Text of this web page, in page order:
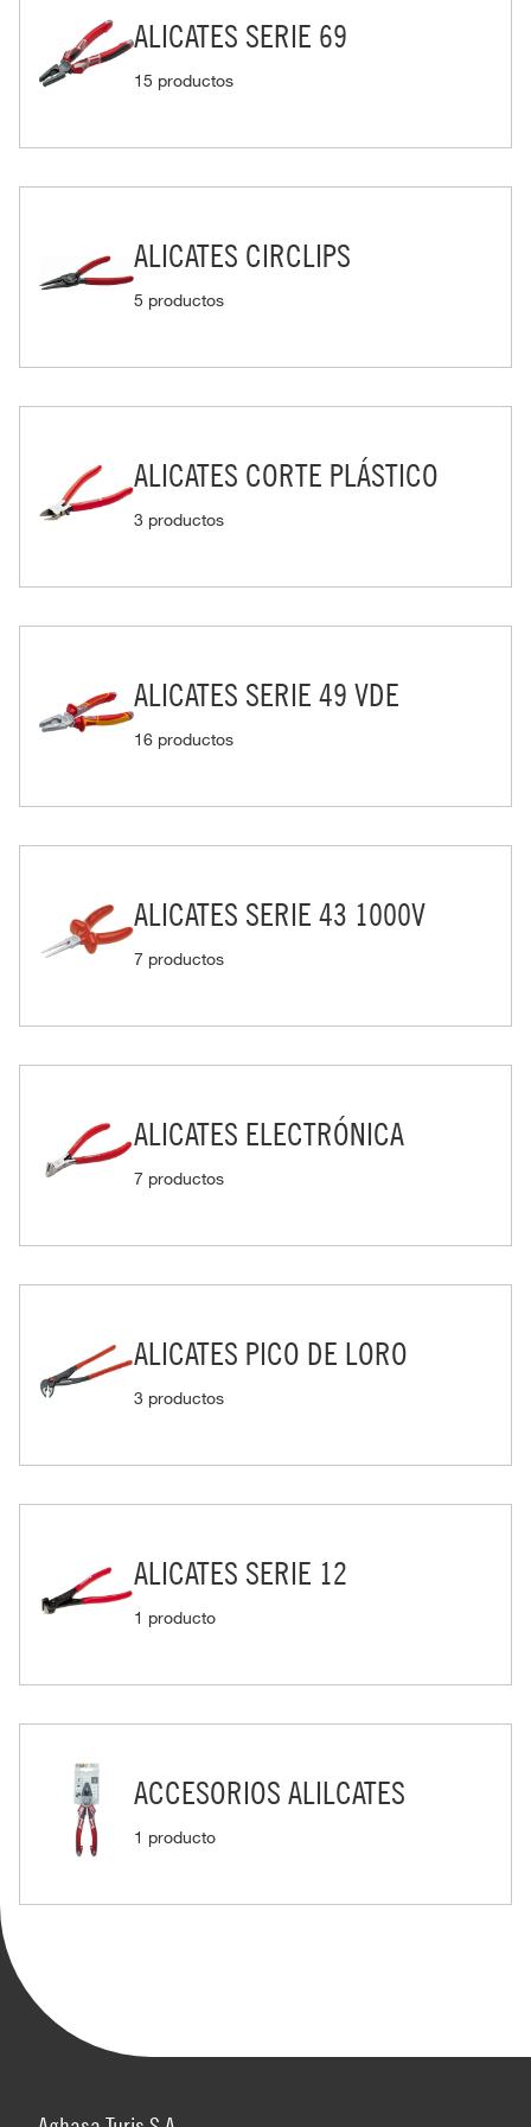
ALICATES SERIE 69
15 productos
ALICATES CIRCLIPS
5 productos
ALICATES CORTE PLÁSTICO
3 productos
ALICATES SERIE 49 VDE
16 productos
ALICATES SERIE 43 1000V
7 productos
ALICATES ELECTRÓNICA
7 productos
ALICATES PICO DE LORO
3 productos
ALICATES SERIE 12
1 producto
ACCESORIOS ALILCATES
1 producto